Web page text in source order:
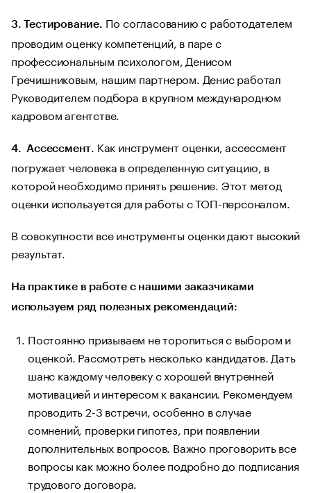
3. Тестирование. По согласованию с работодателем
проводим оценку компетенций, в паре с
профессиональным психологом, Денисом
Гречишниковым, нашим партнером. Денис работал
Руководителем подбора в крупном международном
кадровом агентстве.
4. Ассессмент. Как инструмент оценки, ассессмент
погружает человека в определенную ситуацию, в
которой необходимо принять решение. Этот метод
оценки используется для работы с ТОП-персоналом.
В совокупности все инструменты оценки дают высокий
результат.
На практике в работе с нашими заказчиками
используем ряд полезных рекомендаций:
Постоянно призываем не торопиться с выбором и
оценкой. Рассмотреть несколько кандидатов. Дать
шанс каждому человеку с хорошей внутренней
мотивацией и интересом к вакансии. Рекомендуем
проводить 2-3 встречи, особенно в случае
сомнений, проверки гипотез, при появлении
дополнительных вопросов. Важно проговорить все
вопросы как можно более подробно до подписания
трудового договора.